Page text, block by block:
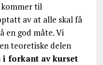
til
av at alle skal få
en god måte. Vi
teoretiske delen
i forkant av kurset